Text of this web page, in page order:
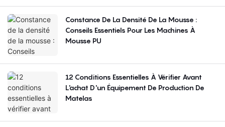
Constance De La Densité De La Mousse :
Conseils Essentiels Pour Les Machines À
Mousse PU
12 Conditions Essentielles À Vérifier Avant
L'achat D'un Équipement De Production De
Matelas